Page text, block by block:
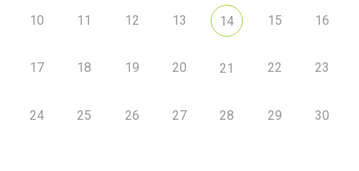
10 11 12 13 14 15 16
17 18 19 20 21 22 23
24 25 26 27 28 29 30